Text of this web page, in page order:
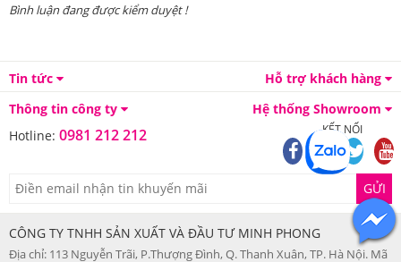
Bình luận đang được kiểm duyệt !
Tin tức
Hỗ trợ khách hàng
Thông tin công ty
Hệ thống Showroom
Hotline: 0981 212 212 KẾT NỐI
GỬI
CÔNG TY TNHH SẢN XUẤT VÀ ĐẦU TƯ MINH PHONG
Địa chỉ: 113 Nguyễn Trãi, P.Thượng Đình, Q. Thanh Xuân, TP. Hà Nội. Mã